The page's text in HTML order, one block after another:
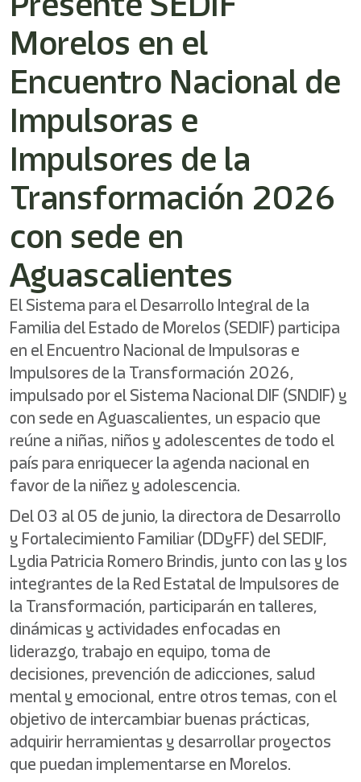
Morelos en el
Encuentro Nacional de
Impulsoras e
Impulsores de la
Transformación 2026
con sede en
Aguascalientes
El Sistema para el Desarrollo Integral de la
Familia del Estado de Morelos (SEDIF) participa
en el Encuentro Nacional de Impulsoras e
Impulsores de la Transformación 2026,
impulsado por el Sistema Nacional DIF (SNDIF) y
con sede en Aguascalientes, un espacio que
reúne a niñas, niños y adolescentes de todo el
país para enriquecer la agenda nacional en
favor de la niñez y adolescencia.
Del 03 al 05 de junio, la directora de Desarrollo
y Fortalecimiento Familiar (DDyFF) del SEDIF,
Lydia Patricia Romero Brindis, junto con las y los
integrantes de la Red Estatal de Impulsores de
la Transformación, participarán en talleres,
dinámicas y actividades enfocadas en
liderazgo, trabajo en equipo, toma de
decisiones, prevención de adicciones, salud
mental y emocional, entre otros temas, con el
objetivo de intercambiar buenas prácticas,
adquirir herramientas y desarrollar proyectos
que puedan implementarse en Morelos.